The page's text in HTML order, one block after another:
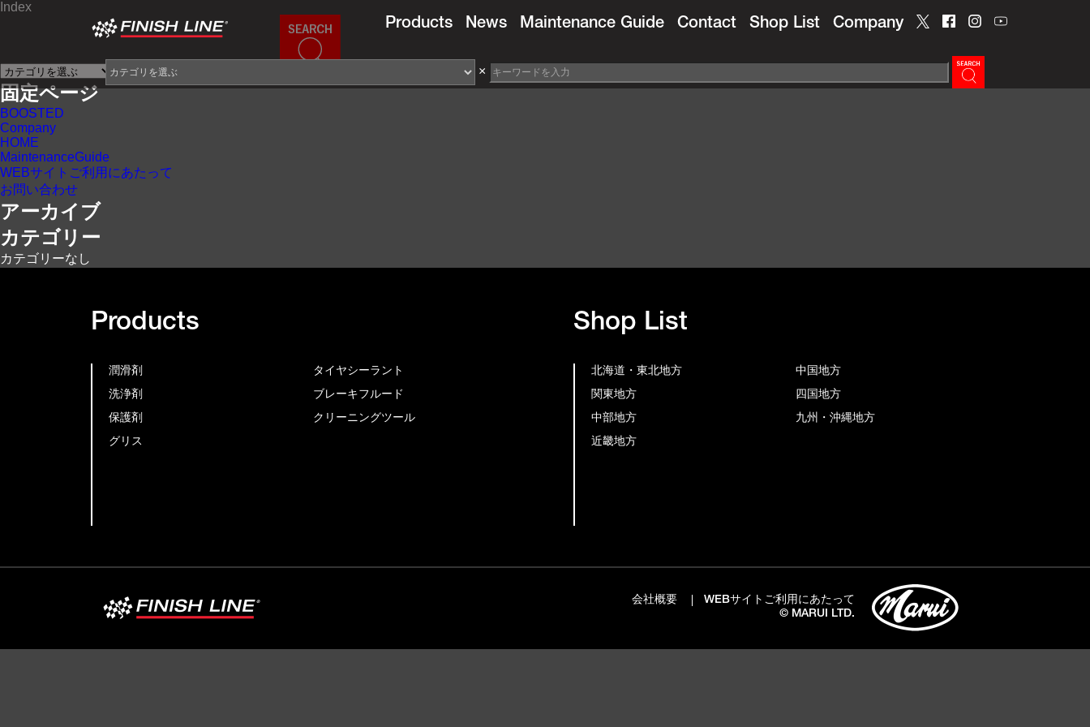
Company
Shop List
Contact
Maintenance Guide
News
Products
×
Index
×
固定ページ
BOOSTED
Company
HOME
MaintenanceGuide
WEBサイトご利用にあたって
お問い合わせ
アーカイブ
カテゴリー
カテゴリーなし
Products
潤滑剤
洗浄剤
保護剤
グリス
タイヤシーラント
ブレーキフルード
クリーニングツール
Shop List
北海道・東北地方
関東地方
中部地方
近畿地方
中国地方
四国地方
九州・沖縄地方
会社概要
WEBサイトご利用にあたって
© MARUI LTD.